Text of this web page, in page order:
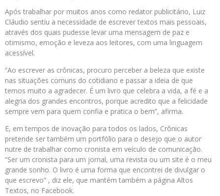
Após trabalhar por muitos anos como redator publicitário, Luiz
Cláudio sentiu a necessidade de escrever textos mais pessoais,
através dos quais pudesse levar uma mensagem de paz e
otimismo, emoção e leveza aos leitores, com uma linguagem
acessível.
“Ao escrever as crônicas, procuro perceber a beleza que existe
nas situações comuns do cotidiano e passar a ideia de que
temos muito a agradecer. É um livro que celebra a vida, a fé e a
alegria dos grandes encontros, porque acredito que a felicidade
sempre vem para quem confia e pratica o bem”, afirma.
E, em tempos de inovação para todos os lados, Crônicas
pretende ser também um portfólio para o desejo que o autor
nutre de trabalhar como cronista em veículo de comunicação.
“Ser um cronista para um jornal, uma revista ou um site é o meu
grande sonho. O livro é uma forma que encontrei de divulgar o
que escrevo” , diz ele, que mantém também a página Altos
Textos, no Facebook.